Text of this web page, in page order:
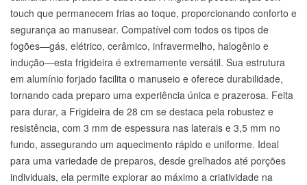
touch que permanecem frias ao toque, proporcionando conforto e
segurança ao manusear. Compatível com todos os tipos de
fogões—gás, elétrico, cerâmico, infravermelho, halogênio e
indução—esta frigideira é extremamente versátil. Sua estrutura
em alumínio forjado facilita o manuseio e oferece durabilidade,
tornando cada preparo uma experiência única e prazerosa. Feita
para durar, a Frigideira de 28 cm se destaca pela robustez e
resistência, com 3 mm de espessura nas laterais e 3,5 mm no
fundo, assegurando um aquecimento rápido e uniforme. Ideal
para uma variedade de preparos, desde grelhados até porções
individuais, ela permite explorar ao máximo a criatividade na